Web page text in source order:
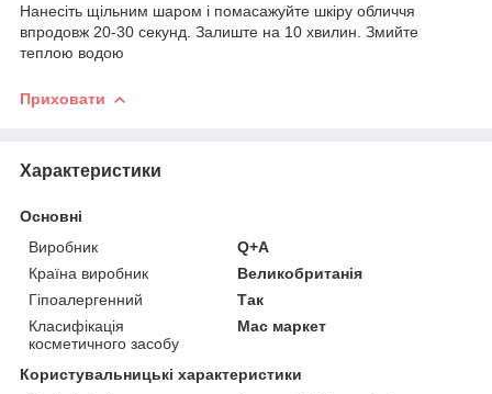
Нанесіть щільним шаром і помасажуйте шкіру обличчя
впродовж 20-30 секунд. Залиште на 10 хвилин. Змийте
теплою водою
Приховати
Характеристики
Основні
Виробник
Q+A
Країна виробник
Великобританія
Гіпоалергенний
Так
Класифікація
косметичного засобу
Мас маркет
Користувальницькі характеристики